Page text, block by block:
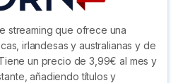
streaming que ofrece una
irlandesas y australianas y de
un precio de 3,99€ al mes y
añadiendo títulos y